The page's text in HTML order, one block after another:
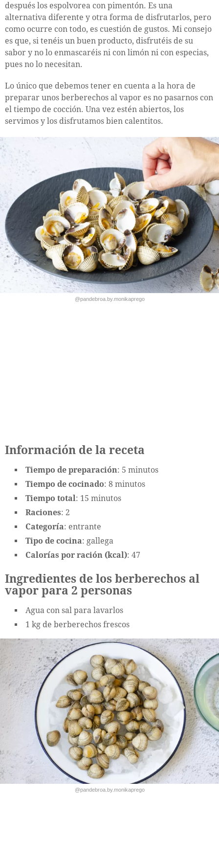
después los espolvorea con pimentón. Es una
alternativa diferente y otra forma de disfrutarlos, pero
como ocurre con todo, es cuestión de gustos. Mi consejo
es que, si tenéis un buen producto, disfrutéis de su
sabor y no lo enmascaréis ni con limón ni con especias,
pues no lo necesitan.
Lo único que debemos tener en cuenta a la hora de
preparar unos berberechos al vapor es no pasarnos con
el tiempo de cocción. Una vez estén abiertos, los
servimos y los disfrutamos bien calentitos.
@pandebroa.by.monikaprego
Información de la receta
Tiempo de preparación: 5 minutos
Tiempo de cocinado: 8 minutos
Tiempo total: 15 minutos
Raciones: 2
Categoría: entrante
Tipo de cocina: gallega
Calorías por ración (kcal): 47
Ingredientes de los berberechos al
vapor para 2 personas
Agua con sal para lavarlos
1 kg de berberechos frescos
@pandebroa.by.monikaprego